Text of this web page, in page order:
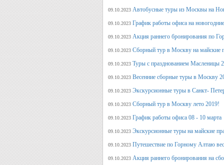
09.10.2023 Автобусные туры из Москвы на
09.10.2023 График работы офиса на
09.10.2023 Акция раннего бронирования по
09.10.2023 Сборный тур в Москву на майские
09.10.2023 Туры с празднованием Масленицы
09.10.2023 Весенние сборные туры в Москву
09.10.2023 Экскурсионные туры в Санкт-
09.10.2023 Сборный тур в Москву лето 2019!
09.10.2023 График работы офиса 08 - 10 марта
09.10.2023 Экскурсионные туры на майские
09.10.2023 Путешествие по Горному Алтаю
09.10.2023 Акция раннего бронирования на